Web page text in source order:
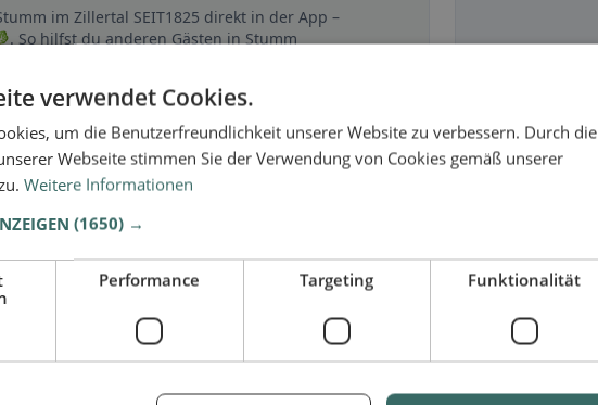
im Zillertal SEIT1825 direkt in der App –
So hilfst du anderen Gästen in Stumm
passt.
🕌 Halal
besonders bei glutenfrei, vegan, vegetarisch oder
verwendet Cookies.
um die Benutzerfreundlichkeit unserer Website zu verbessern. Durch die
Webseite stimmen Sie der Verwendung von Cookies gemäß unserer
Weitere Informationen
(1650) →
Performance Targeting Funktionalität